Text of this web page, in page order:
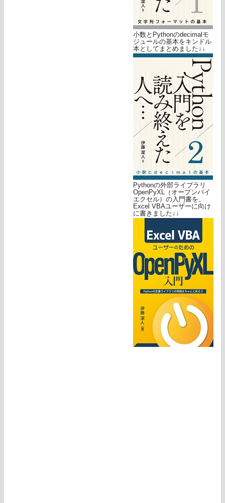
小数とPythonのdecimalモ
ジュールの基本をキンドル
本としてまとめました↓↓
Pythonの外部ライブラリ
OpenPyXL（オープンパイ
エクセル）の入門書を、
Excel VBAユーザーに向け
に書きました↓↓